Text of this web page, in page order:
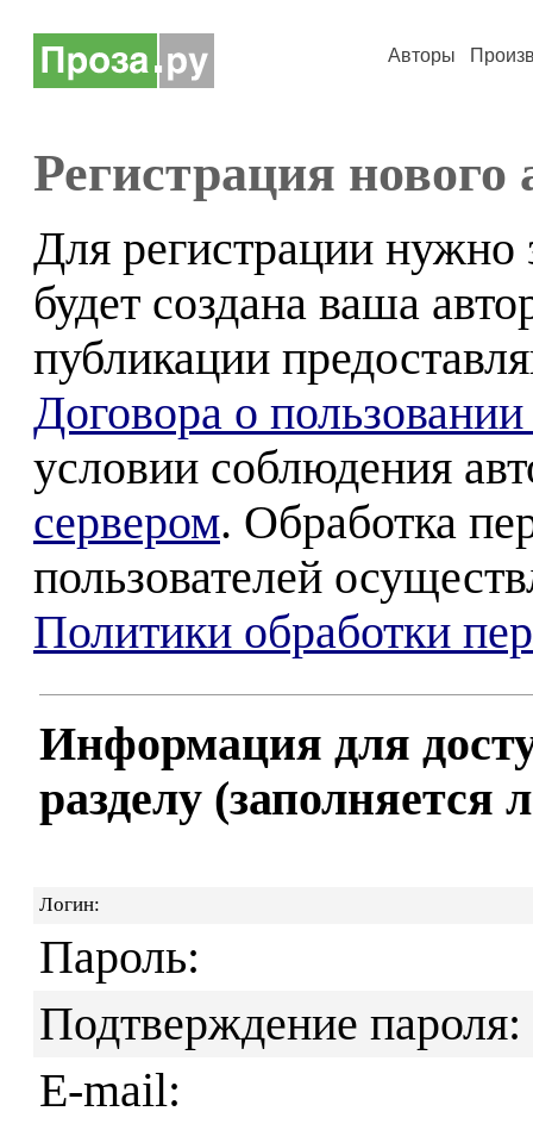
Авторы
Регистрация нового
Для регистрации нужно
будет создана ваша
публикации
Договора о
условии соблюдения
сервером. Обработка
пользователей
Политики обработки
Информация для
разделу
Логин:
Пароль:
Подтверждение пароля:
E-mail: